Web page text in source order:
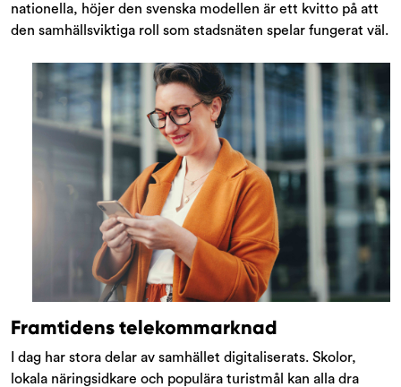
nationella, höjer den svenska modellen är ett kvitto på att
den samhällsviktiga roll som stadsnäten spelar fungerat väl.
Framtidens telekommarknad
I dag har stora delar av samhället digitaliserats. Skolor,
lokala näringsidkare och populära turistmål kan alla dra